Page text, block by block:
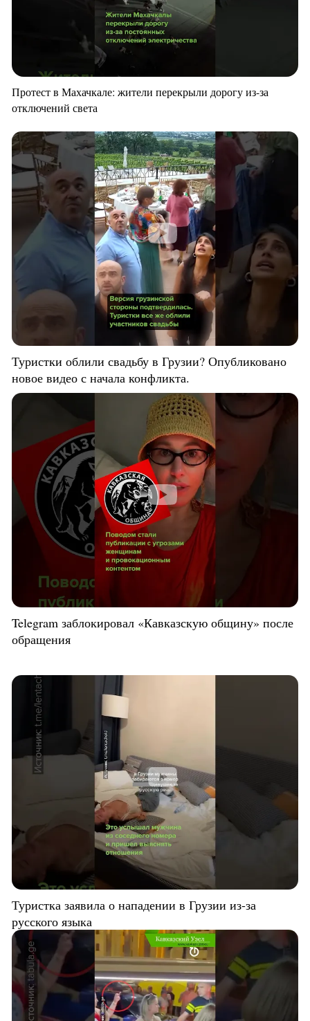
Протест в Махачкале: жители перекрыли дорогу из-за
отключений света
Туристки облили свадьбу в Грузии? Опубликовано
новое видео с начала конфликта.
Telegram заблокировал «Кавказскую общину» после
обращения
Туристка заявила о нападении в Грузии из-за
русского языка